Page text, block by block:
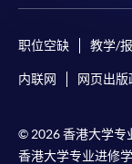
职位空缺 教学/
内联网 网页出版
© 2026 香港大学专
香港大学专业进修